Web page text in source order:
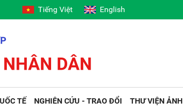
Tiếng Việt English
TẾ NGHIÊN CỨU - TRAO ĐỔI THƯ VIỆN ẢNH